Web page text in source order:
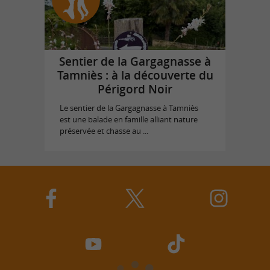
Sentier de la Gargagnasse à
Tamniès : à la découverte du
Périgord Noir
Le sentier de la Gargagnasse à Tamniès
est une balade en famille alliant nature
préservée et chasse au ...